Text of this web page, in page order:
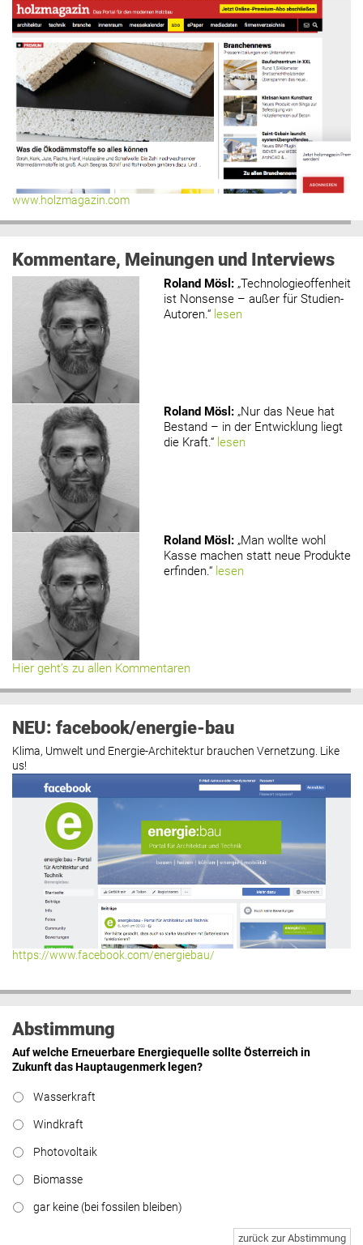
www.holzmagazin.com
Kommentare, Meinungen und Interviews
Roland Mösl : „Technologieoffenheit
ist Nonsense – außer für Studien-
Autoren.“ lesen
Roland Mösl : „Nur das Neue hat
Bestand – in der Entwicklung liegt
die Kraft.“ lesen
Roland Mösl : „Man wollte wohl
Kasse machen statt neue Produkte
erfinden.“ lesen
Hier geht’s zu allen Kommentaren
NEU: facebook/energie-bau
Klima, Umwelt und Energie-Architektur brauchen Vernetzung. Like
us!
https://www.facebook.com/energiebau/
Abstimmung
Auf welche Erneuerbare Energiequelle sollte Österreich in
Zukunft das Hauptaugenmerk legen?
Wasserkraft
Windkraft
Photovoltaik
Biomasse
gar keine (bei fossilen bleiben)
zurück zur Abstimmung